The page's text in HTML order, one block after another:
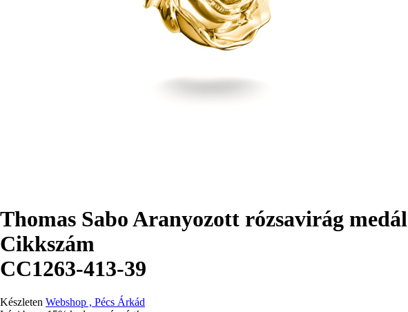
Thomas Sabo Aranyozott rózsavirág medál
Cikkszám
CC1263-413-39
Készleten Webshop , Pécs Árkád